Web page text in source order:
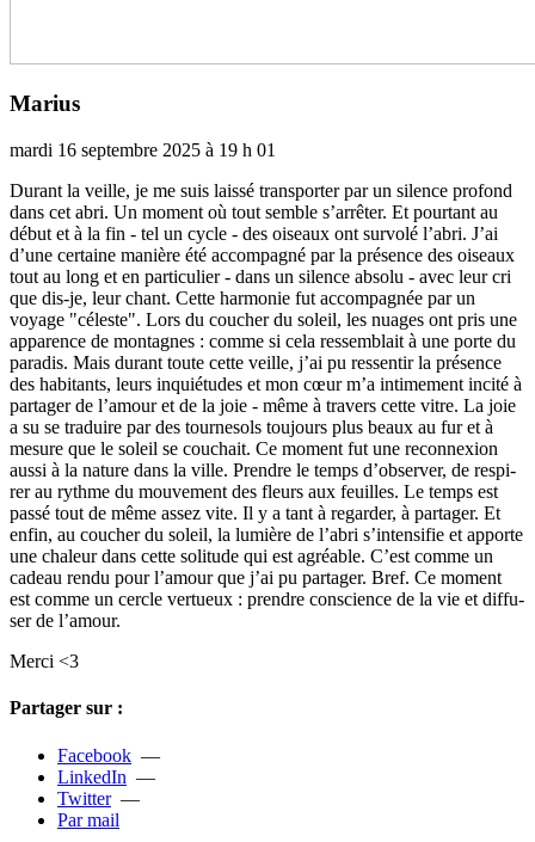
Marius
mardi 16 septembre 2025 à 19 h 01
Durant la veille, je me suis laissé trans­­por­­ter par un silence pro­­fond
dans cet abri. Un moment où tout semble s’arrê­­ter. Et pour­­tant au
début et à la fin - tel un cycle - des oiseaux ont sur­­volé l’abri. J’ai
d’une cer­­taine manière été accom­­pa­­gné par la pré­­sence des oiseaux
tout au long et en par­­ti­­cu­­lier - dans un silence absolu - avec leur cri
que dis-je, leur chant. Cette har­­mo­­nie fut accom­­pa­­gnée par un
voyage "céleste". Lors du cou­­cher du soleil, les nuages ont pris une
appa­­rence de mon­­ta­­gnes : comme si cela res­­sem­­blait à une porte du
para­­dis. Mais durant toute cette veille, j’ai pu res­­sen­­tir la pré­­sence
des habi­­tants, leurs inquié­­tu­­des et mon cœur m’a inti­­me­­ment incité à
par­­ta­­ger de l’amour et de la joie - même à tra­­vers cette vitre. La joie
a su se tra­­duire par des tour­­ne­­sols tou­­jours plus beaux au fur et à
mesure que le soleil se cou­­chait. Ce moment fut une reconnexion
aussi à la nature dans la ville. Prendre le temps d’obser­­ver, de res­­pi­­
rer au rythme du mou­­ve­­ment des fleurs aux feuilles. Le temps est
passé tout de même assez vite. Il y a tant à regar­­der, à par­­ta­­ger. Et
enfin, au cou­­cher du soleil, la lumière de l’abri s’inten­­si­­fie et apporte
une cha­­leur dans cette soli­­tude qui est agréa­­ble. C’est comme un
cadeau rendu pour l’amour que j’ai pu par­­ta­­ger. Bref. Ce moment
est comme un cercle ver­­tueux : pren­­dre cons­­cience de la vie et dif­­fu­­
ser de l’amour.
Merci <3
Partager sur :
Facebook —
LinkedIn —
Twitter—
Par mail